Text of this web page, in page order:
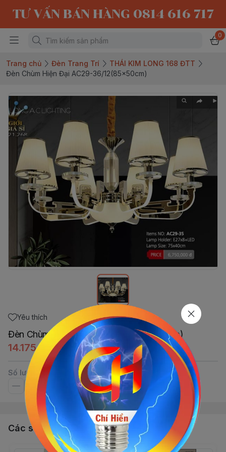
TƯ VẤN BÁN HÀNG 0814 616 717
0
Trang chủ Đèn Trang Trí
THÁI KIM LONG 168 ĐTT
Đèn Chùm Hiện Đại AC29-36/12(85x50cm)
Yêu thích
Đèn Chùm Hiện Đại AC29-36/12(85x50cm)
14.175.000đ
Số lượng
Các sản phẩm, dịch vụ khác